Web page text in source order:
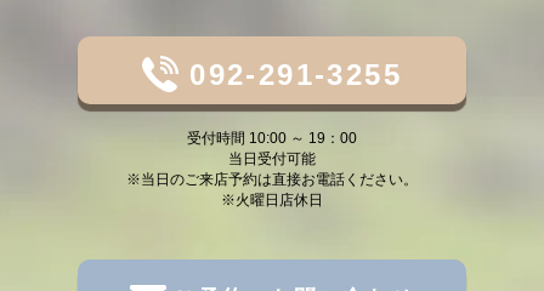
092-291-3255
受付時間 10:00 ～ 19：00
当日受付可能
※当日のご来店予約は直接お電話ください。
※火曜日店休日